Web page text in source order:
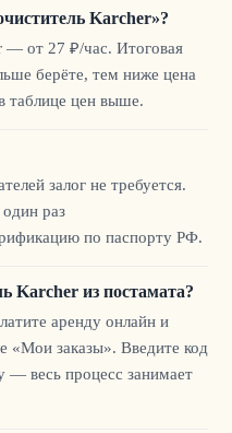
Karcher»?
— от 27 ₽/час. Итоговая
берёте, тем ниже цена
таблице цен выше.
залог не требуется.
раз
по паспорту РФ.
Karcher из постамата?
аренду онлайн и
«Мои заказы». Введите код
— весь процесс занимает